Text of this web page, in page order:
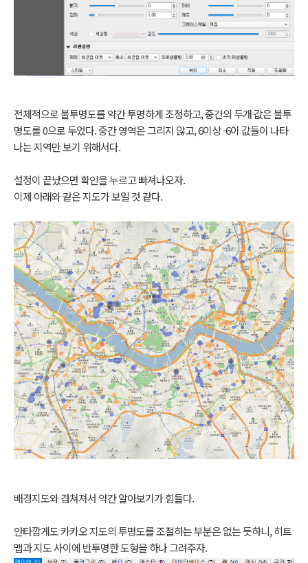
전체적으로 불투명도를 약간 투명하게 조정하고, 중간의 두개 값은 불투
명도를 0으로 두었다. 중간 영역은 그리지 않고, 6이상 -6이 값들이 나타
나는 지역만 보기 위해서다.
설정이 끝났으면 확인을 누르고 빠져나오자.
이제 아래와 같은 지도가 보일 것 같다.
배경지도와 겹쳐져서 약간 알아보기가 힘들다.
안타깝게도 카카오 지도의 투명도를 조절하는 부분은 없는 듯하니, 히트
맵과 지도 사이에 반투명한 도형을 하나 그려주자.